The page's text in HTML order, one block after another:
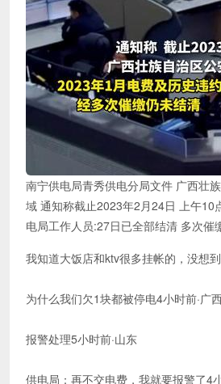
南宁供电局青秀供电分局文件 广西壮
域 通知称截止2023年2月24日 上午10
电局工作人员:27日已全部结清 多次
我知道大饭店和ktv很多挂帐的，没想
为什么我们欠1块都被停电4小时前·广
报警处理5小时前·山东
供电局：再不交电费，我就要报警了4